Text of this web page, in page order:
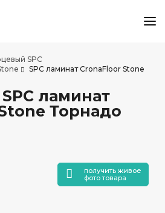
SPC
SPC ламинат CronaFloor Stone
ламинат
Торнадо
получить живое
фото товара